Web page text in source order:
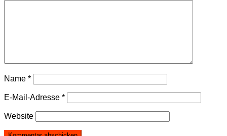
Name *
E-Mail-Adresse *
Website